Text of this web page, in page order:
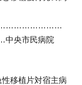
市民病院
移植片対宿主病